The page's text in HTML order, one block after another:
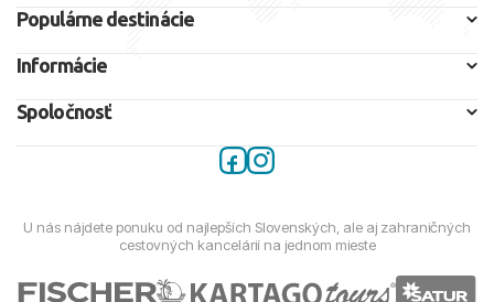
Populárne destinácie
Informácie
Spoločnosť
U nás nájdete ponuku od najlepších Slovenských, ale aj zahraničných
cestovných kancelárií na jednom mieste